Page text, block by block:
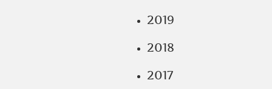
2019
2018
2017